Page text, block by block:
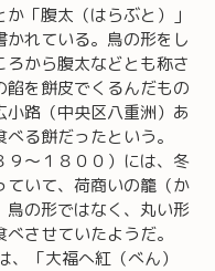
「腹太（はらぶと）」
れている。鳥の形をし
から腹太などとも称さ
を餅皮でくるんだもの
路（中央区八重洲）あ
る餅だったという。
～１８００）には、冬
いて、荷商いの籠（か
鳥の形ではなく、丸い形
させていたようだ。
、「大福へ紅（べん）